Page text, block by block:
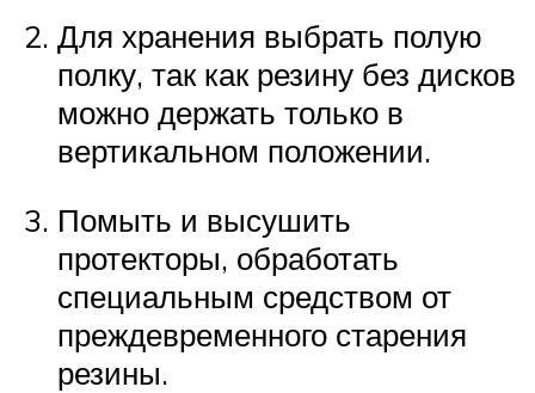
Для хранения выбрать полую
полку, так как резину без дисков
можно держать только в
вертикальном положении.
Помыть и высушить
протекторы, обработать
специальным средством от
преждевременного старения
резины.